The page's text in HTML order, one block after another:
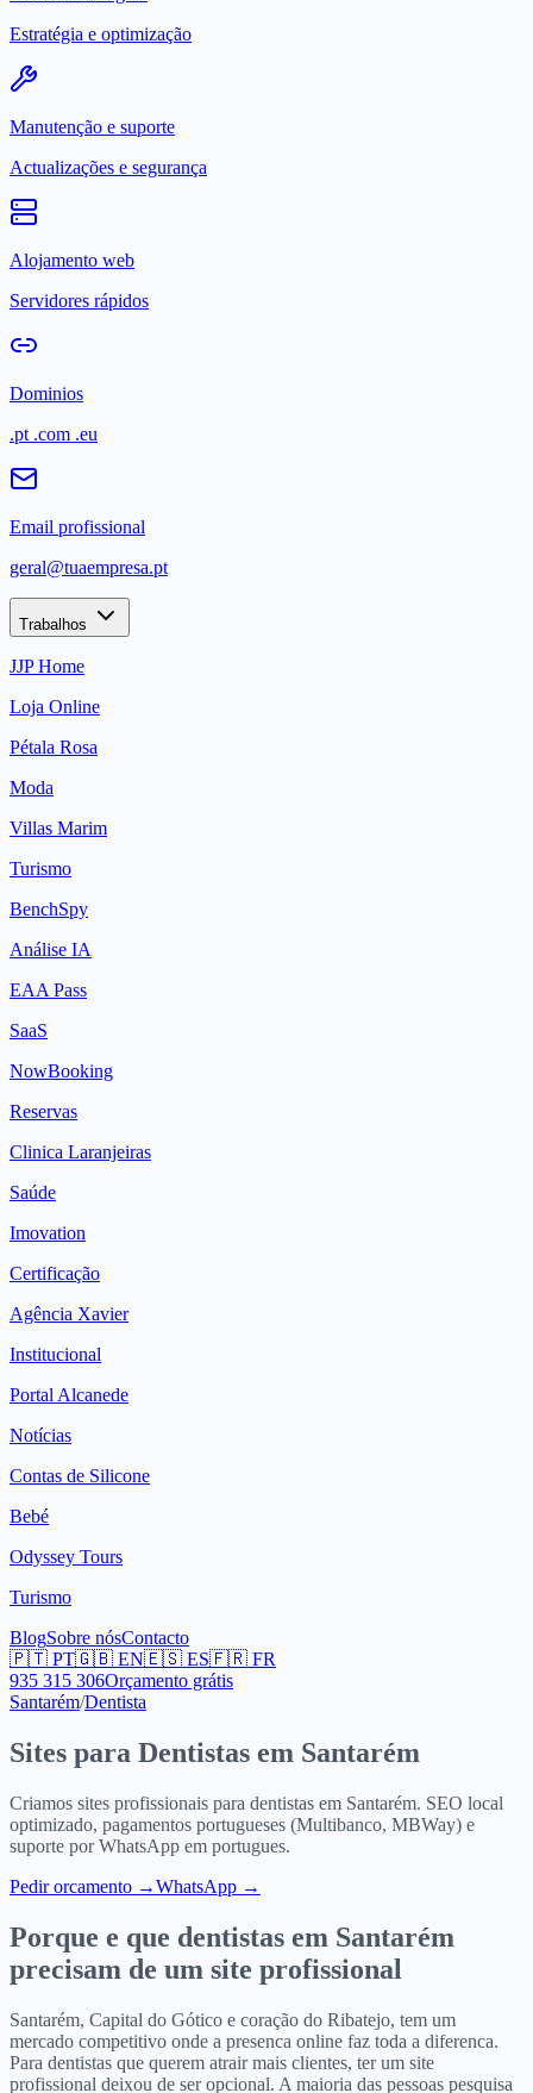
Estratégia e optimização
Manutenção e suporte
Actualizações e segurança
Alojamento web
Servidores rápidos
Dominios
.pt .com .eu
Email profissional
geral@tuaempresa.pt
Trabalhos
JJP Home
Loja Online
Pétala Rosa
Moda
Villas Marim
Turismo
BenchSpy
Análise IA
EAA Pass
SaaS
NowBooking
Reservas
Clinica Laranjeiras
Saúde
Imovation
Certificação
Agência Xavier
Institucional
Portal Alcanede
Notícias
Contas de Silicone
Bebé
Odyssey Tours
Turismo
BlogSobre nósContacto
🇵🇹 PT🇬🇧 EN🇪🇸 ES🇫🇷 FR
935 315 306Orçamento grátis
Santarém/Dentista
Sites para Dentistas em Santarém
Criamos sites profissionais para dentistas em Santarém. SEO local
optimizado, pagamentos portugueses (Multibanco, MBWay) e
suporte por WhatsApp em portugues.
Pedir orcamento →WhatsApp →
Porque e que dentistas em Santarém
precisam de um site profissional
Santarém, Capital do Gótico e coração do Ribatejo, tem um
mercado competitivo onde a presenca online faz toda a diferenca.
Para dentistas que querem atrair mais clientes, ter um site
profissional deixou de ser opcional. A maioria das pessoas pesquisa